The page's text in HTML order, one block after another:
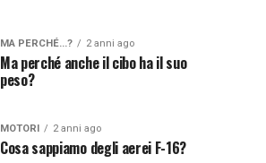
MA PERCHÉ...? 2 anni ago
Ma perché anche il cibo ha il suo
peso?
MOTORI 2 anni ago
Cosa sappiamo degli aerei F-16?